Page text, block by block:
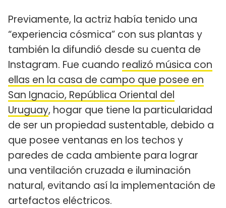
Previamente, la actriz había tenido una
“experiencia cósmica” con sus plantas y
también la difundió desde su cuenta de
Instagram. Fue cuando realizó música con
ellas en la casa de campo que posee en
San Ignacio, República Oriental del
Uruguay, hogar que tiene la particularidad
de ser un propiedad sustentable, debido a
que posee ventanas en los techos y
paredes de cada ambiente para lograr
una ventilación cruzada e iluminación
natural, evitando así la implementación de
artefactos eléctricos.